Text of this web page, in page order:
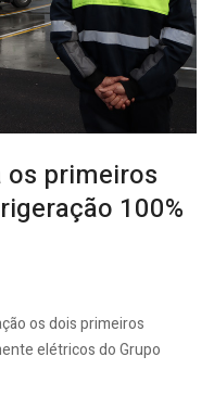
os primeiros
100%
os dois primeiros
elétricos do Grupo